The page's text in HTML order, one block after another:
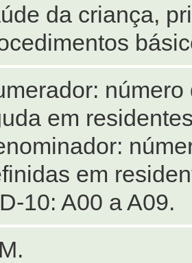
da criança,
em
em
10: A00 a A09.